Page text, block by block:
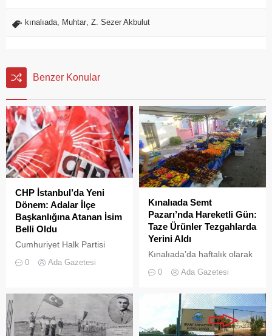
kınalıada Muhtar Z. Sezer Akbulut
Benzer Konular
CHP İstanbul’da Yeni
Dönem: Adalar İlçe
Başkanlığına Atanan İsim
Belli Oldu
Cumhuriyet Halk Partisi
Kurulu (MYK), İstanbul
yenilenmeye giderek 23
ilçenin yönetimine yeni
isimler atadı
0 Ada Gazetesi
Kınalıada Semt
Pazarı’nda Hareketli Gün:
Taze Ürünler Tezgahlarda
Yerini Aldı
Kınalıada’da haftalık olarak
kurulan semt pazarı, ada
sakinleri ve ziyaretçilerin
canlılığına ulaştı.
0 Ada Gazetesi